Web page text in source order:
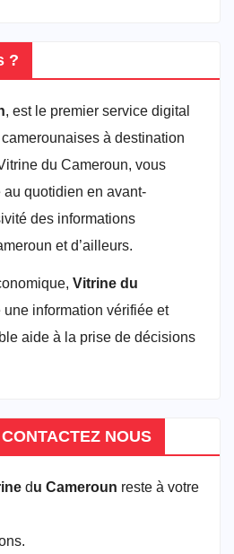
?
, est le premier service digital
à destination
du Cameroun, vous
quotidien en avant-
des informations
et d’ailleurs.
Vitrine du
une information vérifiée et
aide à la prise de décisions
NOUS
du Cameroun reste à votre